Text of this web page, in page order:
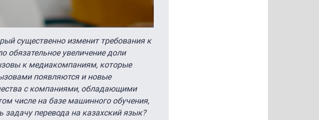
существенно изменит требования к
увеличение доли
к медиакомпаниям, которые
появляются и новые
с компаниями, обладающими
числе на базе машинного обучения,
задачу перевода на казахский язык?